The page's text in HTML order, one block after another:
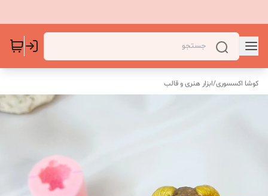
کوشا اکسسوری/ابزار هنری و قالب